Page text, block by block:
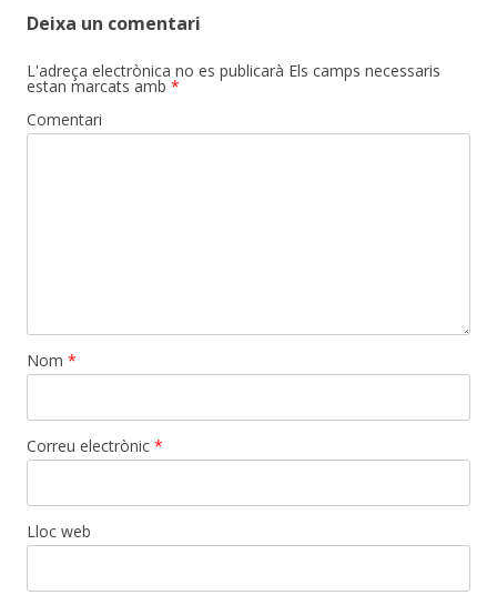
Deixa un comentari
L'adreça electrònica no es publicarà Els camps necessaris
estan marcats amb *
Comentari
Nom *
Correu electrònic *
Lloc web